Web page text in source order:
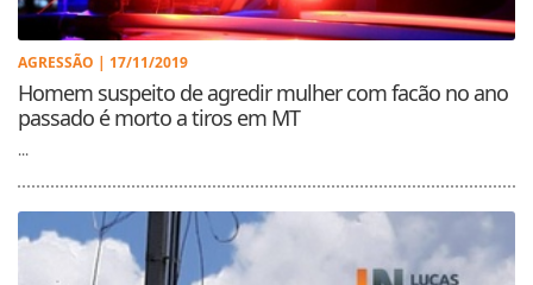
AGRESSÃO | 17/11/2019
Homem suspeito de agredir mulher com facão no ano
passado é morto a tiros em MT
...